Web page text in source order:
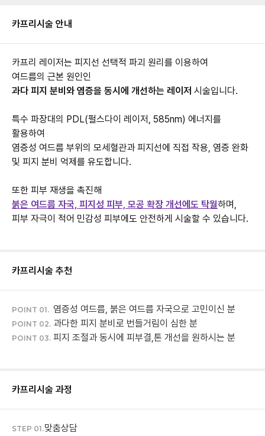
카프리 시술 안내
카프리 레이저는 피지선 선택적 파괴 원리를 이용하여
여드름의 근본 원인인
과다 피지 분비와 염증을 동시에 개선하는 레이저 시술입니다.
특수 파장대의 PDL(펄스다이 레이저, 585nm) 에너지를
활용하여
염증성 여드름 부위의 모세혈관과 피지선에 직접 작용, 염증 완화
및 피지 분비 억제를 유도합니다.
또한 피부 재생을 촉진해
붉은 여드름 자국, 피지성 피부, 모공 확장 개선에도 탁월하며,
피부 자극이 적어 민감성 피부에도 안전하게 시술할 수 있습니다.
카프리 시술 추천
POINT 01. 염증성 여드름, 붉은 여드름 자국으로 고민이신 분
POINT 02. 과다한 피지 분비로 번들거림이 심한 분
POINT 03. 피지 조절과 동시에 피부결,톤 개선을 원하시는 분
카프리 시술 과정
STEP 01.맞춤상담